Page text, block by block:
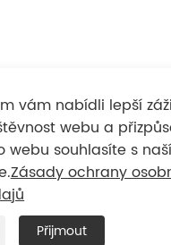
vám nabídli lepší
webu a
webu souhlasíte s
Zásady ochrany
Přijmout